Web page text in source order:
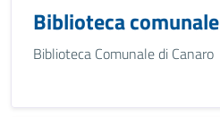
Biblioteca comunale
Biblioteca Comunale di Canaro